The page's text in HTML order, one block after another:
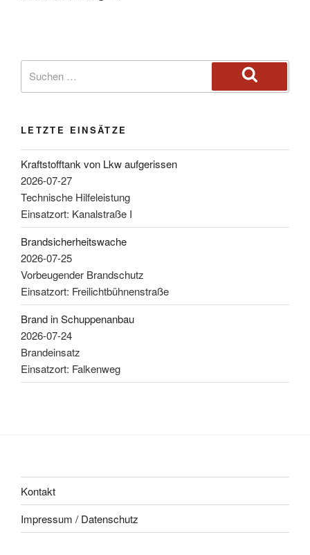
LETZTE EINSÄTZE
Kraftstofftank von Lkw aufgerissen
2026-07-27
Technische Hilfeleistung
Einsatzort: Kanalstraße I
Brandsicherheitswache
2026-07-25
Vorbeugender Brandschutz
Einsatzort: Freilichtbühnenstraße
Brand in Schuppenanbau
2026-07-24
Brandeinsatz
Einsatzort: Falkenweg
Kontakt
Impressum / Datenschutz